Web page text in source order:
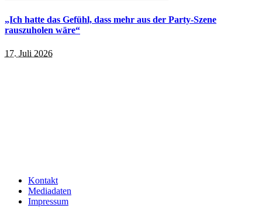
„Ich hatte das Gefühl, dass mehr aus der Party-Szene
rauszuholen wäre“
17. Juli 2026
Kontakt
Mediadaten
Impressum